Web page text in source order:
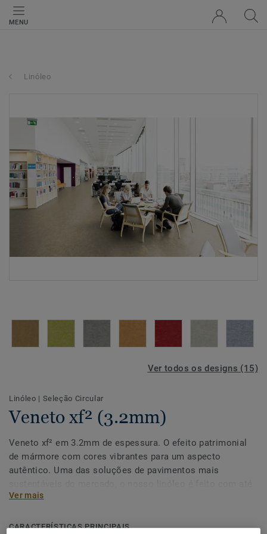
MENU
Linóleo
Ver todos os designs (15)
Linóleo | Seleção Circular
Veneto xf² (3.2mm)
Veneto xf² em 3.2mm de espessura. O efeito patrimonial
de mármore com cores vibrantes para um aspecto
autêntico. Uma das soluções de pavimentos mais
97% de matérias-primas naturais. Tratada com a nossa
duração, fácil limpeza e manutenção rentável.
Ver mais
CARACTERÍSTICAS PRINCIPAIS